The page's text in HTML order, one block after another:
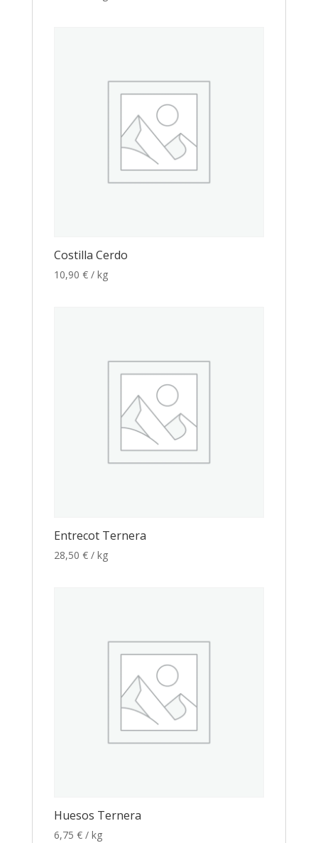
Costilla Cerdo
10,90 € / kg
Entrecot Ternera
28,50 € / kg
Huesos Ternera
6,75 € / kg